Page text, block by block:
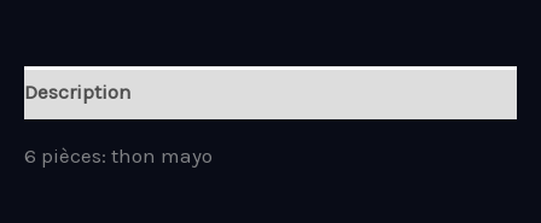
Description
6 pièces: thon mayo